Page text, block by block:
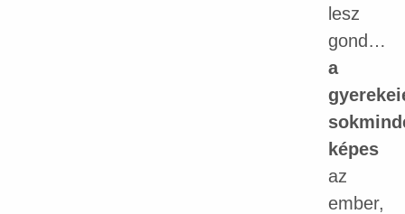
lesz
gond…
a
képes
az
ember,